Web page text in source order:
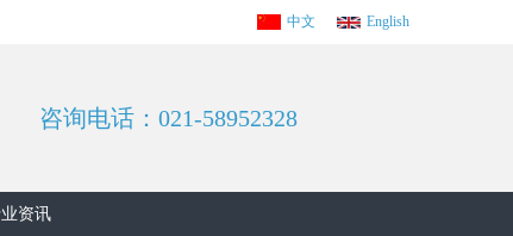
中文 English
咨询电话：021-58952328
资讯